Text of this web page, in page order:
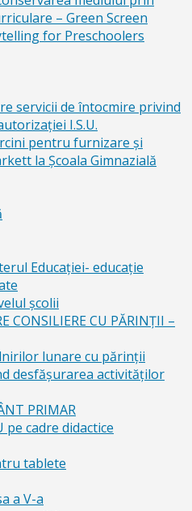
– Green Screen
for Preschoolers
servicii de întocmire privind
I.S.U.
pentru furnizare și
la Școala Gimnazială
Educației- educație
şcolii
CONSILIERE CU PĂRINȚII –
lunare cu părinții
desfășurarea activităților
PRIMAR
pe cadre didactice
tablete
a V-a